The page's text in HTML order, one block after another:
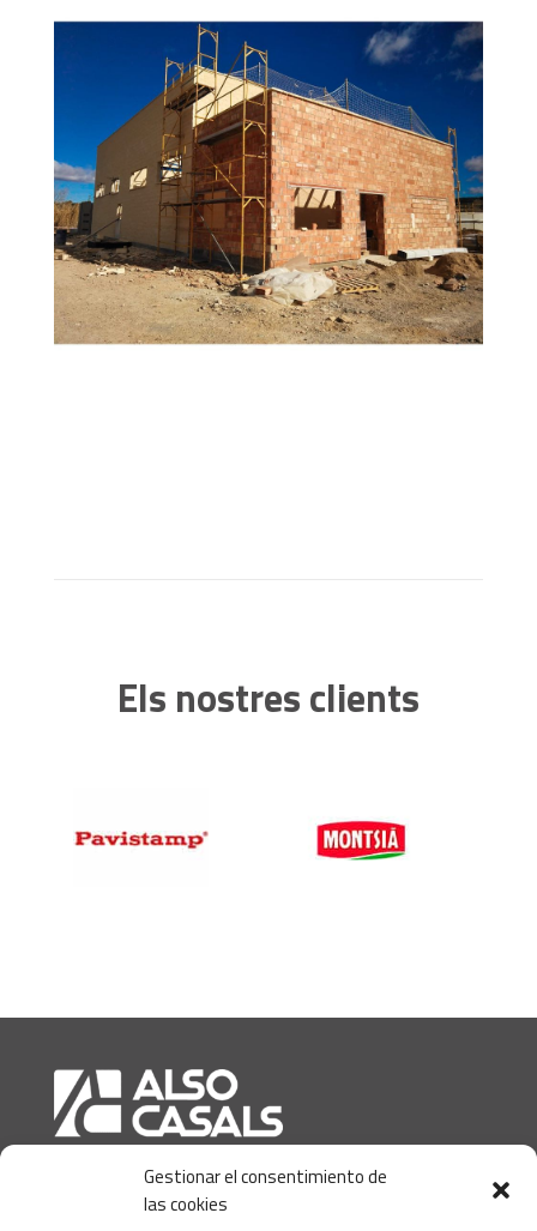
Gestionar el consentimiento de
las cookies
Els nostres clients